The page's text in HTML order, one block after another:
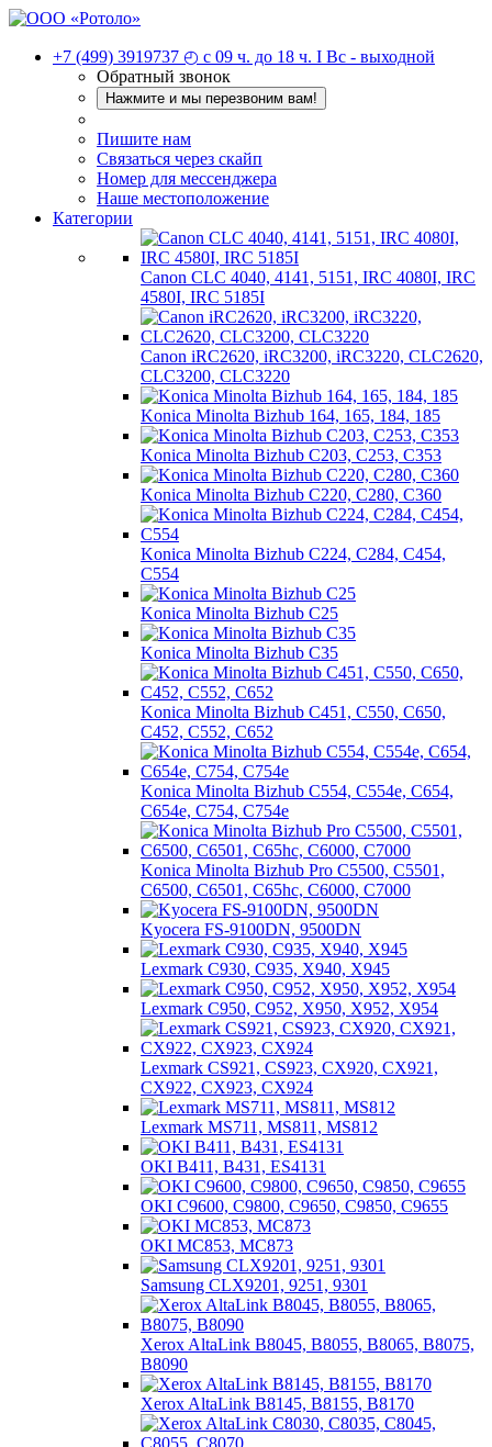
+7 (499) 3919737 ◴ с 09 ч. до 18 ч. I Вc - выходной
Обратный звонок
Нажмите и мы перезвоним вам!
Пишите нам
Связаться через скайп
Номер для мессенджера
Наше местоположение
Категории
Canon CLC 4040, 4141, 5151, IRC 4080I, IRC
4580I, IRC 5185I
Canon iRC2620, iRC3200, iRC3220, CLC2620,
CLC3200, CLC3220
Konica Minolta Bizhub 164, 165, 184, 185
Konica Minolta Bizhub C203, C253, C353
Konica Minolta Bizhub C220, C280, C360
Konica Minolta Bizhub C224, C284, C454,
C554
Konica Minolta Bizhub C25
Konica Minolta Bizhub C35
Konica Minolta Bizhub C451, С550, С650,
С452, С552, С652
Konica Minolta Bizhub C554, C554e, C654,
C654e, C754, C754e
Konica Minolta Bizhub Pro C5500, C5501,
C6500, C6501, C65hc, C6000, C7000
Kyocera FS-9100DN, 9500DN
Lexmark C930, C935, X940, X945
Lexmark C950, C952, X950, X952, X954
Lexmark CS921, CS923, CX920, CX921,
CX922, CX923, CX924
Lexmark MS711, MS811, MS812
OKI B411, B431, ES4131
OKI C9600, C9800, C9650, C9850, C9655
OKI MC853, MC873
Samsung CLX9201, 9251, 9301
Xerox AltaLink B8045, B8055, B8065, B8075,
B8090
Xerox AltaLink B8145, B8155, B8170